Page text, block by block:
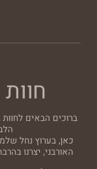
ברוכים הבאים
כאן, בערוץ נחל
האורבני, יצרנו